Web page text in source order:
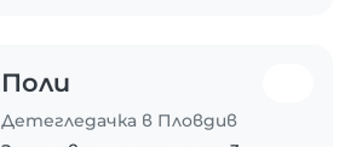
Поли
Детегледачка в Пловдив